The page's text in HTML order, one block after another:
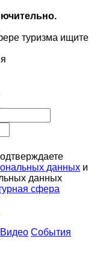
туризма ищите
данных и
данных
сфера
Видео События